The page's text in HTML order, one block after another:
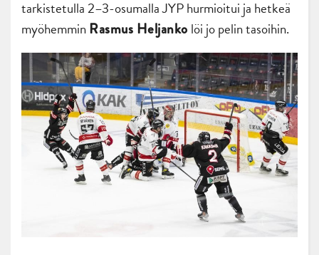
tarkistetulla 2–3-osumalla JYP hurmioitui ja hetkeä
myöhemminRasmus Heljanko löi jo pelin tasoihin.